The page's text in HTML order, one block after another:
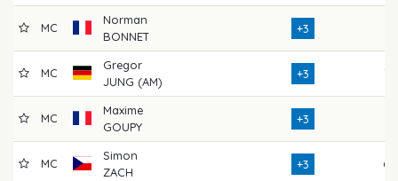
MC
Norman
BONNET
+3
MC
Gregor
JUNG (AM)
+3 73
MC
Maxime
GOUPY
+3
MC
Simon
ZACH
+3 69